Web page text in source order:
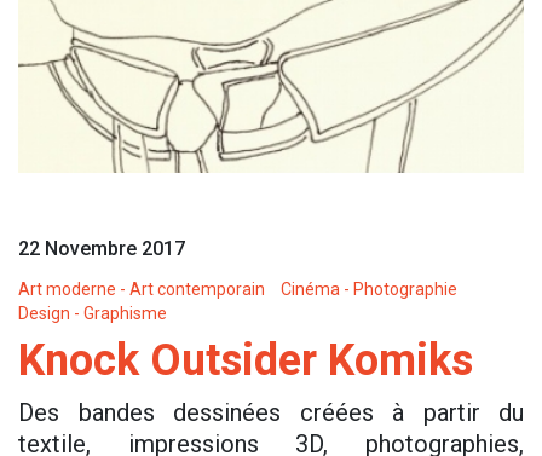
22 Novembre 2017
Art moderne - Art contemporain
Cinéma - Photographie
Design - Graphisme
Knock Outsider Komiks
Des bandes dessinées créées à partir du
textile, impressions 3D, photographies,